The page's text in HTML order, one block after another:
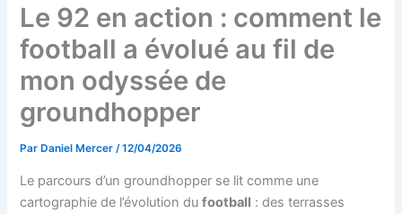
Le 92 en action : comment le
football a évolué au fil de
mon odyssée de
groundhopper
Par Daniel Mercer/12/04/2026
Le parcours d’un groundhopper se lit comme une
cartographie de l’évolution dufootball : des terrasses